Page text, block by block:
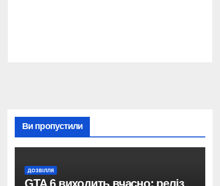
Ви пропустили
ДОЗВІЛЛЯ
GTA 6 виходить вчасно: реліз